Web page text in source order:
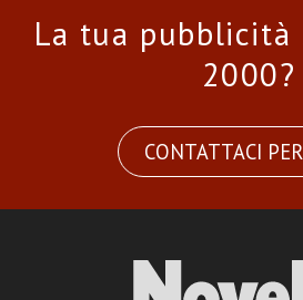
La tua pubblicità
2000?
CONTATTACI